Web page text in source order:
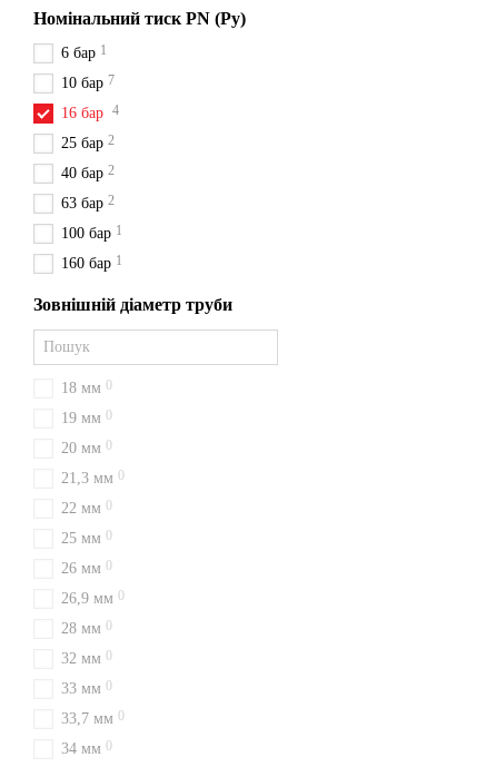
Номінальний тиск PN (Ру)
6 бар 1
10 бар 7
16 бар 4
25 бар 2
40 бар 2
63 бар 2
100 бар 1
160 бар 1
Зовнішній діаметр труби
18 мм 0
19 мм 0
20 мм 0
21,3 мм 0
22 мм 0
25 мм 0
26 мм 0
26,9 мм 0
28 мм 0
32 мм 0
33 мм 0
33,7 мм 0
34 мм 0